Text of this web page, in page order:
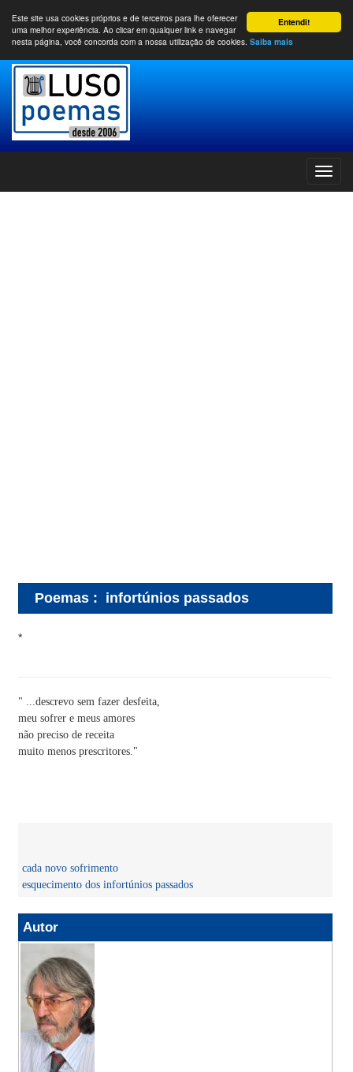
Entendi!
Este site usa cookies próprios e de terceiros para lhe oferecer
uma melhor experiência. Ao clicar em qualquer link e navegar
nesta página, você concorda com a nossa utilização de cookies. Saiba mais
Poemas : infortúnios passados
*
" ...descrevo sem fazer desfeita,
meu sofrer e meus amores
não preciso de receita
muito menos prescritores."
cada novo sofrimento
esquecimento dos infortúnios passados
Autor